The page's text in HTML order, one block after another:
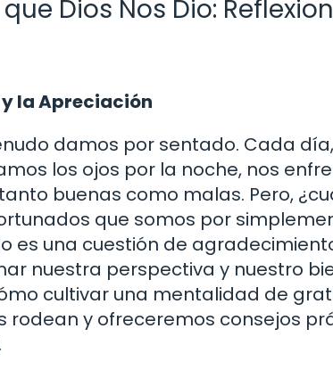
Dios Nos Dio:
la Apreciación
damos por sentado. Cada
los ojos por la noche, nos
buenas como malas. Pero,
que somos por
es una cuestión de
nuestra perspectiva y nuestro
cultivar una mentalidad de
rodean y ofreceremos consejos